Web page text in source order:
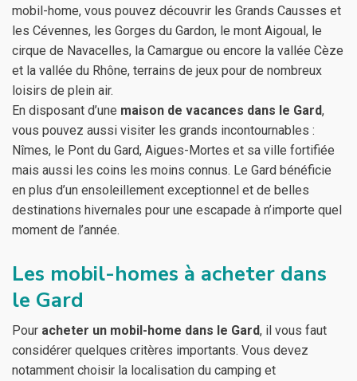
mobil-home, vous pouvez découvrir les Grands Causses et
les Cévennes, les Gorges du Gardon, le mont Aigoual, le
cirque de Navacelles, la Camargue ou encore la vallée Cèze
et la vallée du Rhône, terrains de jeux pour de nombreux
loisirs de plein air.
En disposant d’une maison de vacances dans le Gard,
vous pouvez aussi visiter les grands incontournables :
Nîmes, le Pont du Gard, Aigues-Mortes et sa ville fortifiée
mais aussi les coins les moins connus. Le Gard bénéficie
en plus d’un ensoleillement exceptionnel et de belles
destinations hivernales pour une escapade à n’importe quel
moment de l’année.
Les mobil-homes à acheter dans
le Gard
Pour acheter un mobil-home dans le Gard, il vous faut
considérer quelques critères importants. Vous devez
notamment choisir la localisation du camping et